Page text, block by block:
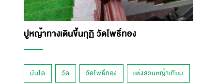
ปูหญ้าทางเดินขึ้นกุฏิ วัดโพธิ์ทอง
บันได วัด วัดโพธิ์ทอง แต่งสวนหญ้าเทียม